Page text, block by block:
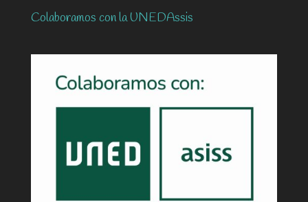
Colaboramos con la UNEDAssis